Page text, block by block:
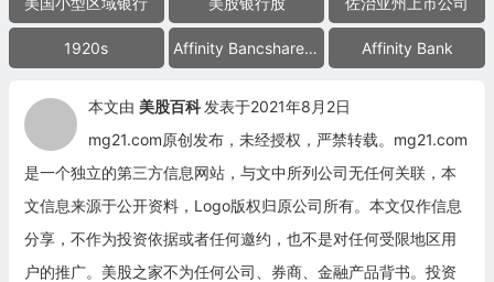
1920s Affinity Bancshares Inc. Affinity Bank
本文由 美股百科 发表于2021年8月2日
mg21.com原创发布，未经授权，严禁转载。mg21.com
是一个独立的第三方信息网站，与文中所列公司无任何关联，本
文信息来源于公开资料，Logo版权归原公司所有。本文仅作信息
分享，不作为投资依据或者任何邀约，也不是对任何受限地区用
户的推广。美股之家不为任何公司、券商、金融产品背书。投资